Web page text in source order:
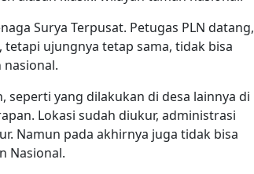
Surya Terpusat. Petugas PLN datang,
ujungnya tetap sama, tidak bisa
yang dilakukan di desa lainnya di
Lokasi sudah diukur, administrasi
Namun pada akhirnya juga tidak bisa
Nasional.